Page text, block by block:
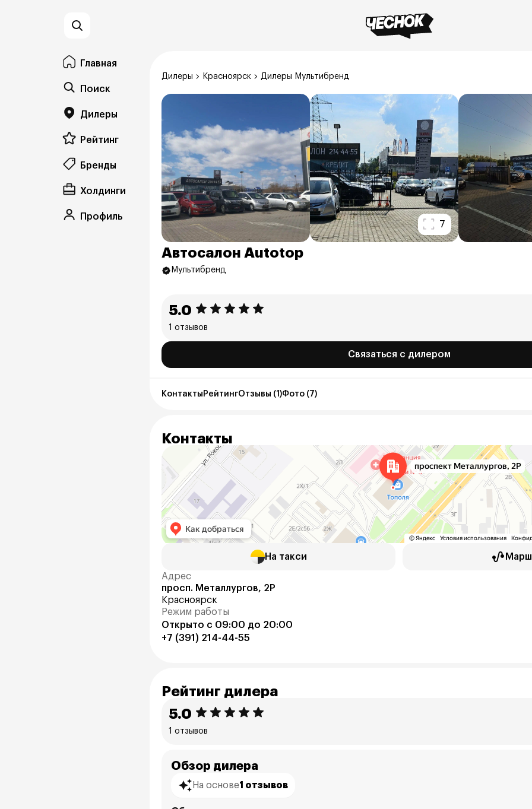
Главная
Поиск
Дилеры
Рейтинг
Бренды
Холдинги
Профиль
Дилеры Красноярск Дилеры Мультибренд
7
Автосалон Autotop
Мультибренд
5.0
1 отзывов
Связаться с дилером
Контакты РейтингОтзывы (1)Фото (7)
Контакты
На такси
Адрес
просп. Металлургов, 2Р
Красноярск
Режим работы
Открыто с 09:00 до 20:00
+7 (391) 214-44-55
Рейтинг дилера
5.0
1 отзывов
Обзор дилера
На основе1 отзывов